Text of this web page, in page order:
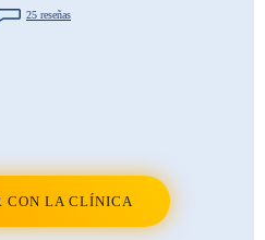
25 reseñas
CON LA CLÍNICA